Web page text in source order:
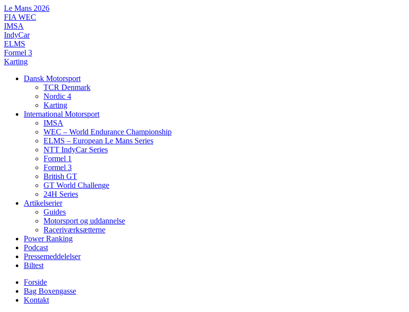
Videre
til
indhold
Le Mans 2026
FIA WEC
IMSA
IndyCar
ELMS
Formel 3
Karting
Dansk Motorsport
TCR Denmark
Nordic 4
Karting
International Motorsport
IMSA
WEC – World Endurance Championship
ELMS – European Le Mans Series
NTT IndyCar Series
Formel 1
Formel 3
British GT
GT World Challenge
24H Series
Artikelserier
Guides
Motorsport og uddannelse
Raceriværksætterne
Power Ranking
Podcast
Pressemeddelelser
Biltest
Forside
Bag Boxengasse
Kontakt